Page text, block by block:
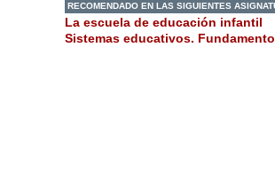
RECOMENDADO EN LAS SIGUIENTES
La escuela de educación infantil
Sistemas educativos.